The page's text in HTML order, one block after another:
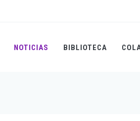
NOTICIAS BIBLIOTECA